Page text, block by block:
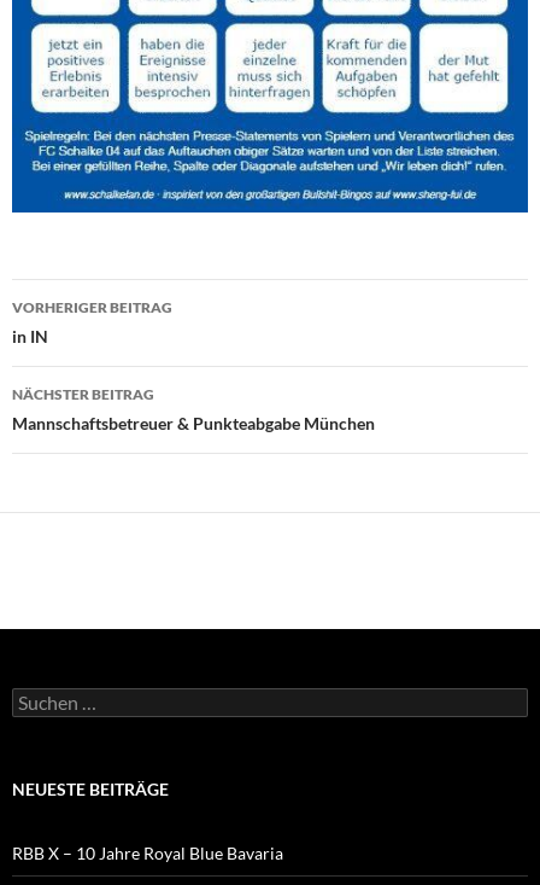
Beitragsnavigation
VORHERIGER BEITRAG
in IN
NÄCHSTER BEITRAG
Mannschaftsbetreuer & Punkteabgabe München
Suchen
nach:
NEUESTE BEITRÄGE
RBB X – 10 Jahre Royal Blue Bavaria